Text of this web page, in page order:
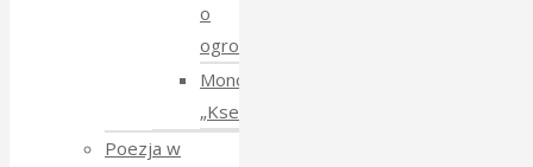
o
ogrodach
Monodram
„Ksenia”
Poezja w